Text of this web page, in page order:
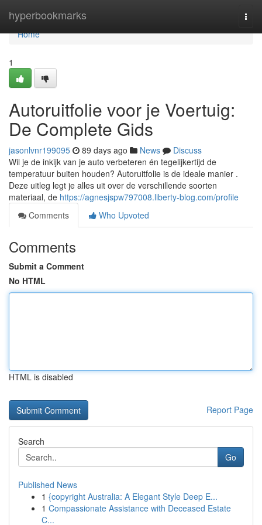
hyperbookmarks
Home
Home
1
Autoruitfolie voor je Voertuig:
De Complete Gids
jasonlvnr199095 89 days ago News
Discuss
Wil je de inkijk van je auto verbeteren én tegelijkertijd de
temperatuur buiten houden? Autoruitfolie is de ideale manier .
Deze uitleg legt je alles uit over de verschillende soorten
materiaal, de https://agnesjspw797008.liberty-blog.com/profile
Comments
Who Upvoted
Comments
Submit a Comment
No HTML
HTML is disabled
Report Page
Search
Go
Published News
1 {copyright Australia: A Elegant Style Deep E...
1 Compassionate Assistance with Deceased Estate
C...